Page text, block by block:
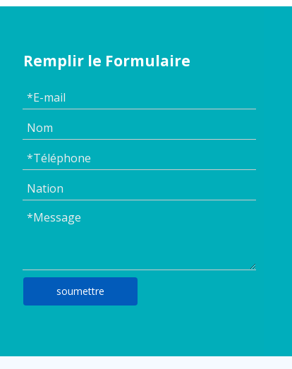
Remplir le Formulaire
soumettre